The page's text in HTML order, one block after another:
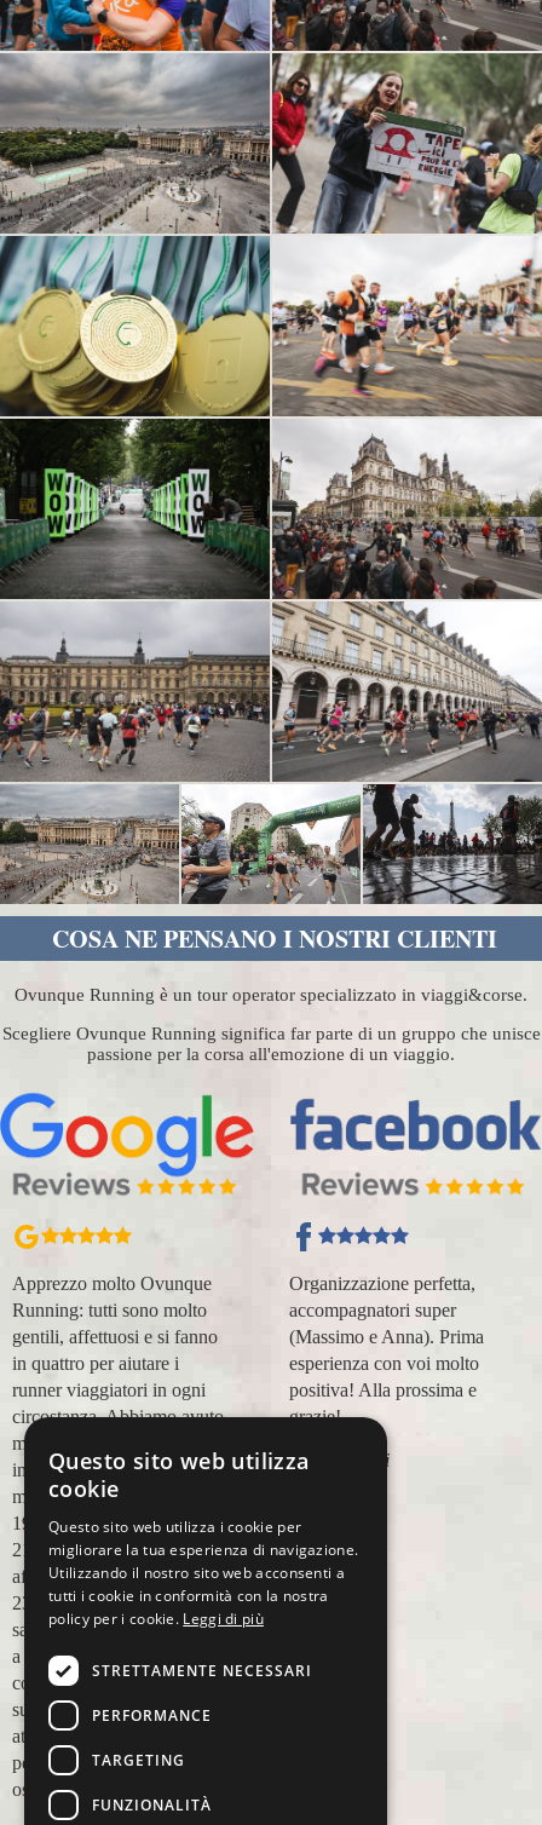
COSA NE PENSANO I NOSTRI CLIENTI
Ovunque Running è un tour operator specializzato in viaggi&corse.
Scegliere Ovunque Running significa far parte di un gruppo che unisce
passione per la corsa all'emozione di un viaggio.
Apprezzo molto Ovunque
Running: tutti sono molto
gentili, affettuosi e si fanno
in quattro per aiutare i
runner viaggiatori in ogni
circostanza. Abbiamo avuto
modo di appoggiarci a loro
in più occasioni, per delle
maratone (NYC18, Praga
19, Valencia 19, Barcellona
21, NYC 22) e ci siamo
affidati a loro per Chicago
23 (ottobre) perché
sappiamo di essere in mano
a persone non solo
competenti sul running, e
sulle città, ma anche molto
attente alle necessità
personali. Ci sentiamo
ospiti, amici, non clienti
Organizzazione perfetta,
accompagnatori super
(Massimo e Anna). Prima
esperienza con voi molto
positiva! Alla prossima e
grazie!
Lara Buranti
Questo sito web utilizza
cookie
Questo sito web utilizza i cookie per
migliorare la tua esperienza di navigazione.
Utilizzando il nostro sito web acconsenti a
tutti i cookie in conformità con la nostra
policy per i cookie. Leggi di più
STRETTAMENTE NECESSARI
PERFORMANCE
TARGETING
FUNZIONALITÀ